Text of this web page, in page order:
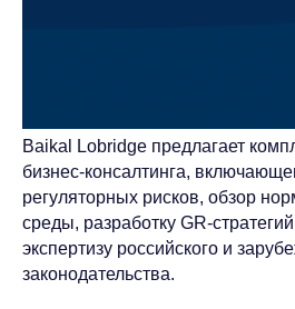
Baikal Lobridge предлагает
бизнес-консалтинга,
регуляторных рисков, обзор
среды, разработку GR-
экспертизу российского и
законодательства.